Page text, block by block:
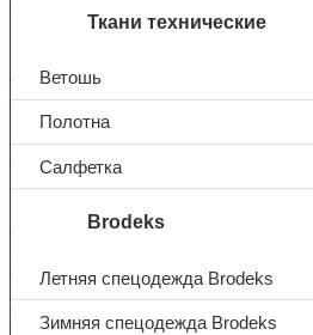
Ткани технические
Ветошь
Полотна
Салфетка
Brodeks
Летняя спецодежда Brodeks
Зимняя спецодежда Brodeks
+7 (831) 214-01-31
+7 (831) 214-01-51
101@adk52.ru
© 2026 ООО «АДК-Спец»
Политика конфиденциальности
Компания